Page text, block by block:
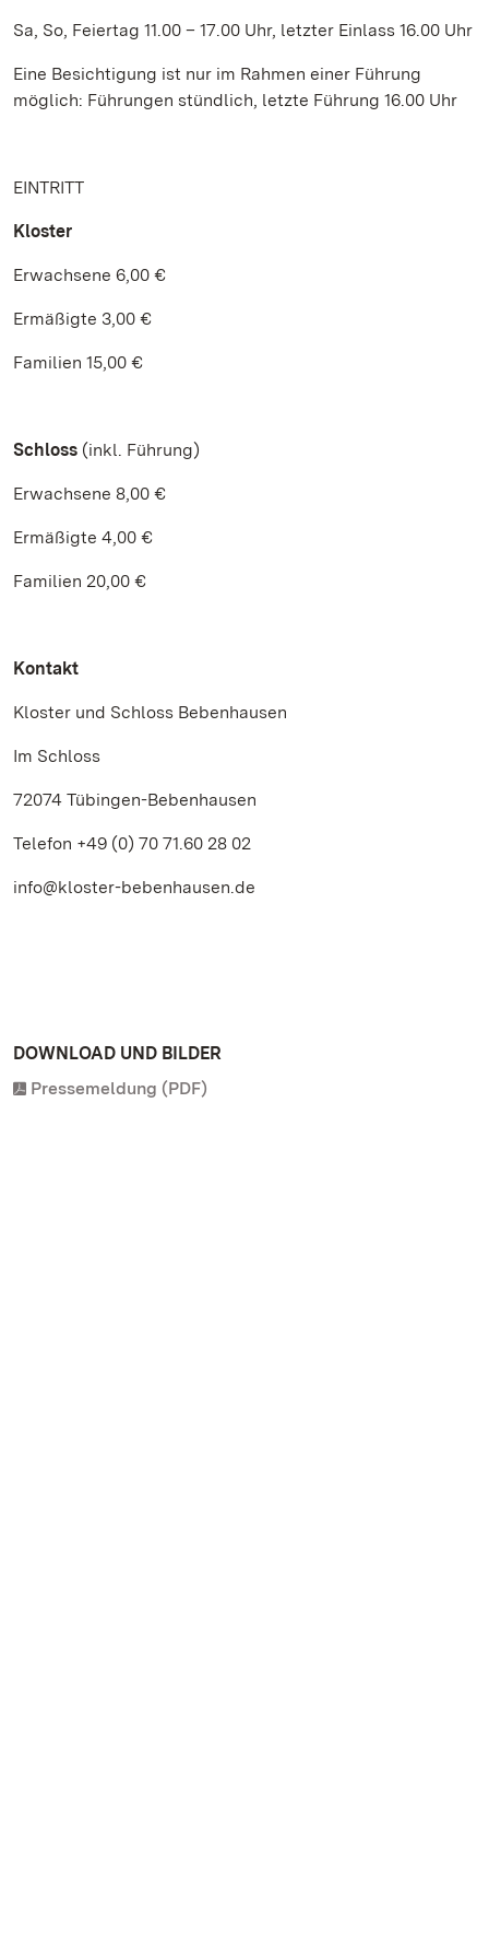
Sa, So, Feiertag 11.00 – 17.00 Uhr, letzter Einlass 16.00 Uhr
Eine Besichtigung ist nur im Rahmen einer Führung
möglich: Führungen stündlich, letzte Führung 16.00 Uhr
EINTRITT
Kloster
Erwachsene 6,00 €
Ermäßigte 3,00 €
Familien 15,00 €
Schloss (inkl. Führung)
Erwachsene 8,00 €
Ermäßigte 4,00 €
Familien 20,00 €
Kontakt
Kloster und Schloss Bebenhausen
Im Schloss
72074 Tübingen-Bebenhausen
Telefon +49 (0) 70 71.60 28 02
info@kloster-bebenhausen.de
DOWNLOAD UND BILDER
Pressemeldung (PDF)